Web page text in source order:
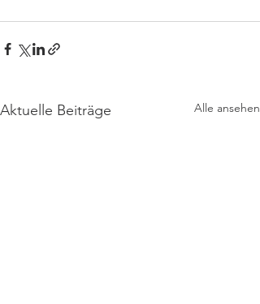
Aktuelle Beiträge Alle ansehen